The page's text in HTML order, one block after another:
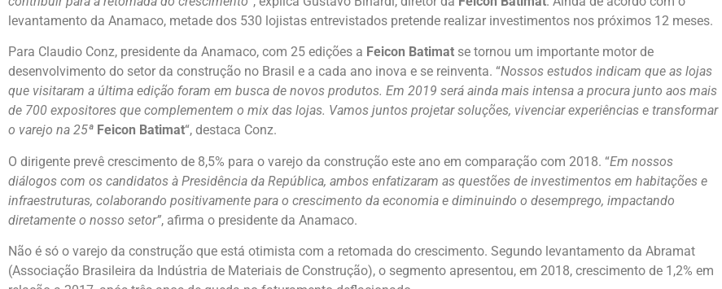
levantamento da Anamaco, metade dos 530 lojistas entrevistados pretende realizar investimentos nos próximos 12 meses.
Para Claudio Conz, presidente da Anamaco, com 25 edições a Feicon Batimat se tornou um importante motor de
desenvolvimento do setor da construção no Brasil e a cada ano inova e se reinventa. “Nossos estudos indicam que as lojas
que visitaram a última edição foram em busca de novos produtos. Em 2019 será ainda mais intensa a procura junto aos mais
de 700 expositores que complementem o mix das lojas. Vamos juntos projetar soluções, vivenciar experiências e transformar
o varejo na 25ª Feicon Batimat“, destaca Conz.
O dirigente prevê crescimento de 8,5% para o varejo da construção este ano em comparação com 2018. “Em nossos
diálogos com os candidatos à Presidência da República, ambos enfatizaram as questões de investimentos em habitações e
infraestruturas, colaborando positivamente para o crescimento da economia e diminuindo o desemprego, impactando
diretamente o nosso setor”, afirma o presidente da Anamaco.
Não é só o varejo da construção que está otimista com a retomada do crescimento. Segundo levantamento da Abramat
(Associação Brasileira da Indústria de Materiais de Construção), o segmento apresentou, em 2018, crescimento de 1,2% em